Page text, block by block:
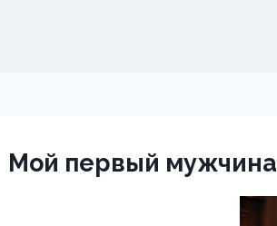
Мой первый мужчина